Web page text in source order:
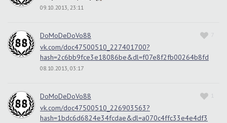
09.10.2013, 23:11
DoMoDeDoVo88
vk.com/doc47500510_227401700?
hash=2c6bb9fce3e18086be&dl=f07e8f2fb00264b8fd
08.10.2013, 03:17
1
DoMoDeDoVo88
vk.com/doc47500510_226903563?
hash=1bdc6d6824e34fcdae&dl=a070c4ffc33e4e4df3